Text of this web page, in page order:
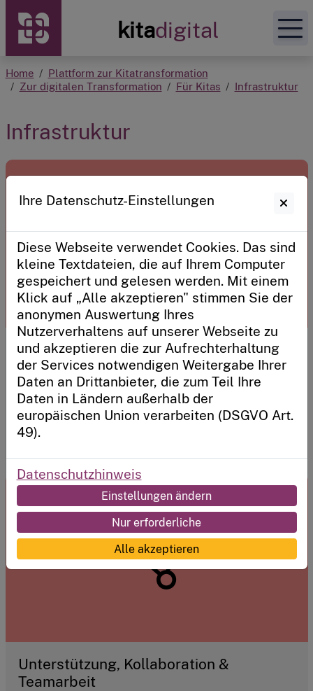
kitadigital
Unsere Angebote
Plattform zur Kitatransformation
Mein Kitadigital
Zugangscode?
Sie verwalten eine Kita oder sind ein Kitaträger?
Anmelden
Neu hier?
Sie möchten unser System nutzen, um eine Kita
oder einen Kitaträger zu registrieren?
Jetzt loslegen
Home
Plattform zur Kitatransformation
Zur digitalen Transformation
Für Kitas Infrastruktur
Infrastruktur
Ausstattung
Sicherstellung und Wartung der technischen
Infrastruktur in Kitas für den effektiven Einsatz
digitaler Medien.
Für Fachkräfte
Unterstützung, Kollaboration &
Teamarbeit
Ihre Datenschutz-Einstellungen
Diese Webseite verwendet Cookies. Das sind
kleine Textdateien, die auf Ihrem Computer
gespeichert und gelesen werden. Mit einem
Klick auf „Alle akzeptieren" stimmen Sie der
anonymen Auswertung Ihres
Nutzerverhaltens auf unserer Webseite zu
und akzeptieren die zur Aufrechterhaltung
der Services notwendigen Weitergabe Ihrer
Daten an Drittanbieter, die zum Teil Ihre
Daten in Ländern außerhalb der
europäischen Union verarbeiten (DSGVO Art.
49).
Datenschutzhinweis
Einstellungen ändern
Nur erforderliche
Alle akzeptieren